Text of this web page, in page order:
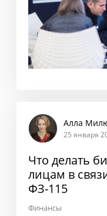
Алла
25 января
Что делать
лицам в
ФЗ-115
Финансы